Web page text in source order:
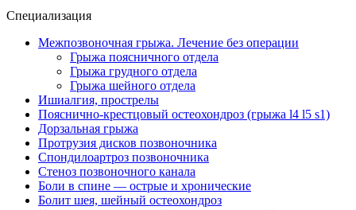
Специализация
Межпозвоночная грыжа. Лечение без операции
Грыжа поясничного отдела
Грыжа грудного отдела
Грыжа шейного отдела
Ишиалгия, прострелы
Пояснично-крестцовый остеохондроз (грыжа l4 l5 s1)
Дорзальная грыжа
Протрузия дисков позвоночника
Спондилоартроз позвоночника
Стеноз позвоночного канала
Боли в спине — острые и хронические
Болит шея, шейный остеохондроз